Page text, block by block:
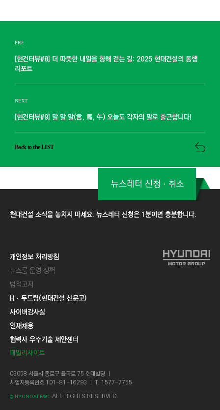
PRE
[현건터뷰#8] 더 따뜻한 내일을 향해 걷는 길: 2025 현대건설의 동행
리포트
NEXT
[현건터뷰#9] 말·말·말(言, 馬, 午) 오늘도 각자의 말로 출근합니다!
Back to the LIST
현대건설 소식을 놓치지 마세요. 뉴스레터 신청은 1분이면 충분합니다.
뉴스레터 신청ㆍ취소
개인정보 처리방침
뉴스룸 운영 정책
법적고지
Hㆍ두드림(현대건설 신문고)
사이버감사실
인재채용
협력사 우수기술 제안센터
패밀리사이트
03058 서울시 종로구 율곡로 75 현대빌딩 ㅣ
사업자등록번호 101-81-16293 ㅣ T. 1577-7755
© HYUNDAI E&C. ALL RIGHTS RESERVED.